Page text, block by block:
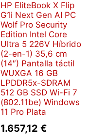
HP EliteBook X Flip
G1i Next Gen AI PC
Wolf Pro Security
Edition Intel Core
Ultra 5 226V Híbrido
(2-en-1) 35,6 cm
(14″) Pantalla táctil
WUXGA 16 GB
LPDDR5x-SDRAM
512 GB SSD Wi-Fi 7
(802.11be) Windows
11 Pro Plata
1.657,12€